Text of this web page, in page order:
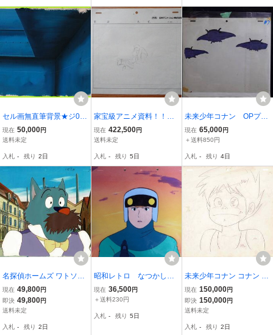
セル画無直筆背景★ジ0と
なりのトトロ魔女の宅急
便風の谷のナウシカ天空
神隠しの宮崎駿TV初監督
作品未来少年コナン
現在 50,000円
送料未定
入札 - 残り 2日
家宝級アニメ資料！！
「未来少年コナン」 三
角塔のてっぺんで、ラナ
ろしの宮崎駿監督直筆レ
イアウトです①
現在 422,500円
送料未定
入札 - 残り 5日
未来少年コナン OPプロ
ローグ(ギガント)セル画
現在 65,000円
＋送料850円
入札 - 残り 4日
名探偵ホームズ ワトソン
セル画 背景画 宮崎駿 ア
ーサー・コナン・ドイル
御厨恭輔 東京ムービー新
現在 49,800円
即決 49,800円
送料未定
入札 - 残り 2日
昭和レトロ なつかしの
名作アニメ 宮崎駿監督
作品「未来少年コナン」
ーのセル画です⑪
現在 36,500円
＋送料230円
入札 - 残り 5日
未来少年コナン コナン 原
画 動画 宮崎駿 大塚康生
本橋浩一 日本アニメーシ
ョン セル画 アニメ【A74
現在 150,000円
即決 150,000円
送料未定
入札 - 残り 2日